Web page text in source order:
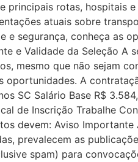
principais rotas, hospitais
atuais sobre
e segurança, conheça as
e Validade da Seleção A
mesmo que não sejam
oportunidades. A
SC Salário Base R$
de Inscrição Trabalhe
devem: Aviso
prevalecem as
spam) para